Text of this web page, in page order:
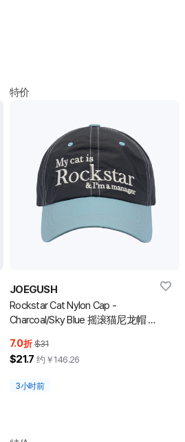
特价
JOEGUSH
Rockstar Cat Nylon Cap -
Charcoal/Sky Blue 摇滚猫尼龙帽 -
7.0折 $31
$21.7 约￥146.26
3小时前